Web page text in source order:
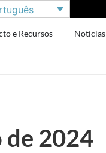
e Recursos Notícias
de 2024